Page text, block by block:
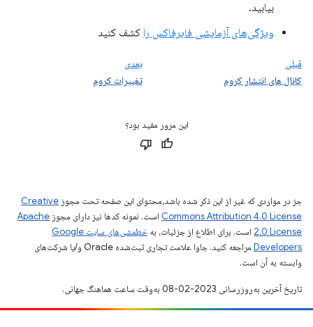
بیابید.
ویژگی‌های آزمایشی فایرفاکس را کشف کنید
قبلی
کانال های انتشار کروم
بعدی
تغییرات کروم
این مرور مفید بود؟
جز در مواردی که غیر از این ذکر شده باشد،‌محتوای این صفحه تحت مجوز Creative
Commons Attribution 4.0 License است. نمونه کدها نیز دارای مجوز Apache
2.0 License است. برای اطلاع از جزئیات، به
خطمشی‌های سایت Google
Developers‏
مراجعه کنید. جاوا علامت تجاری ثبت‌شده Oracle و/یا شرکت‌های
وابسته به آن است.
تاریخ آخرین به‌روزرسانی 2023-02-08 به‌وقت ساعت هماهنگ جهانی.